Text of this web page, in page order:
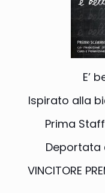
E’
Ispirato alla
Prima
Deportata
VINCITORE